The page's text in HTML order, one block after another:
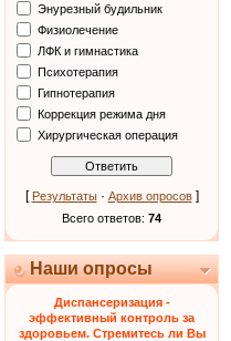
Энурезный будильник
Физиолечение
ЛФК и гимнастика
Психотерапия
Гипнотерапия
Коррекция режима дня
Хирургическая операция
[ Результаты· Архив опросов]
Всего ответов: 74
Наши опросы
Диспансеризация -
эффективный контроль за
здоровьем. Стремитесь ли Вы